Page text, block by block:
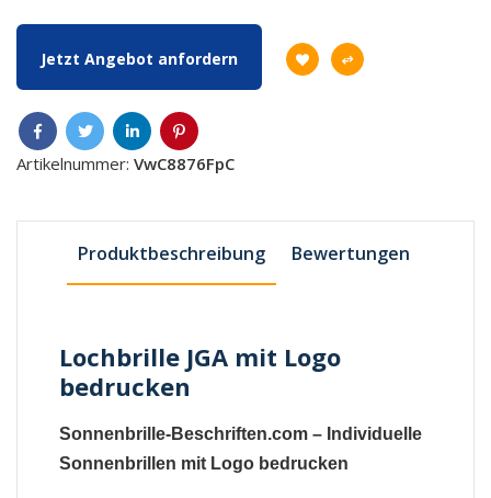
Jetzt Angebot anfordern
Artikelnummer: VwC8876FpC
Produktbeschreibung Bewertungen
Lochbrille JGA mit Logo
bedrucken
Sonnenbrille-Beschriften.com – Individuelle
Sonnenbrillen mit Logo bedrucken